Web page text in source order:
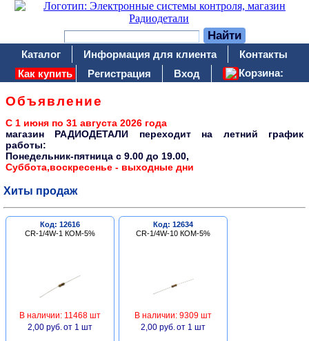
Каталог Информация для клиента
Контакты
Как купить
Регистрация Вход Корзина:
Объявление
С 1 июня по 31 августа 2026 года
магазин РАДИОДЕТАЛИ переходит на летний график
работы:
Понедельник-пятница c 9.00 до 19.00,
Суббота,воскресенье - выходные дни
Хиты продаж
Код: 12616
CR-1/4W-1 КОМ-5%
В наличии: 11468 шт
2,00 руб. от 1 шт
Код: 12634
CR-1/4W-10 КОМ-5%
В наличии: 9309 шт
2,00 руб. от 1 шт